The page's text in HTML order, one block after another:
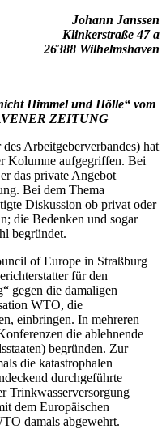
Johann Janssen
Klinkerstraße 47 a
26388 Wilhelmshaven
Himmel und Hölle“ vom
ZEITUNG
Arbeitgeberverbandes) hat
Kolumne aufgegriffen. Bei
das private Angebot
Bei dem Thema
Diskussion ob privat oder
die Bedenken und sogar
begründet.
of Europe in Straßburg
für den
gegen die damaligen
WTO, die
einbringen. In mehreren
die ablehnende
begründen. Zur
die katastrophalen
durchgeführte
Trinkwasserversorgung
dem Europäischen
damals abgewehrt.